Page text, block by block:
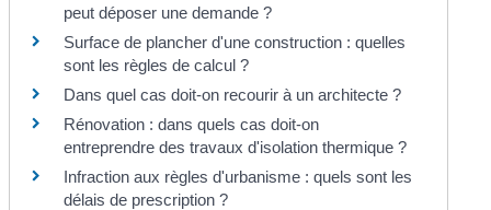
peut déposer une demande ?
Surface de plancher d'une construction : quelles
sont les règles de calcul ?
Dans quel cas doit-on recourir à un architecte ?
Rénovation : dans quels cas doit-on
entreprendre des travaux d'isolation thermique ?
Infraction aux règles d'urbanisme : quels sont les
délais de prescription ?